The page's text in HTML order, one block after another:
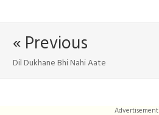
« Previous
Dil Dukhane Bhi Nahi Aate
Advertisement